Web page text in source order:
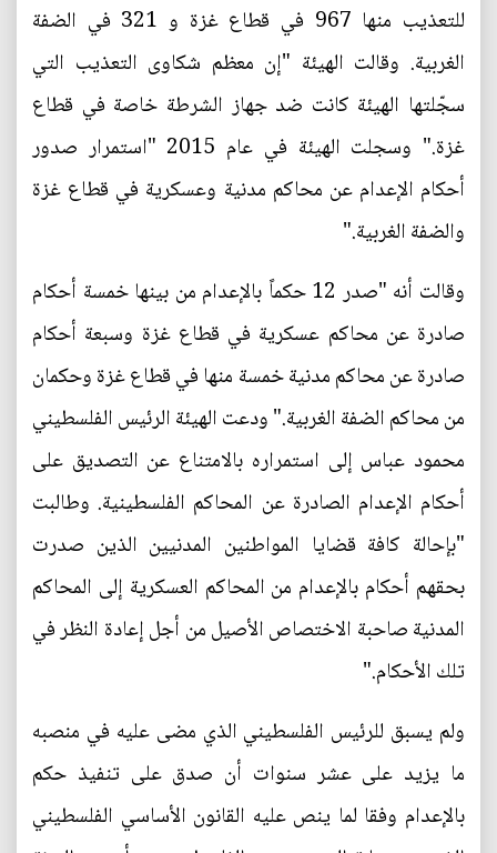
للتعذيب منها 967 في قطاع غزة و 321 في الضفة
الغربية. وقالت الهيئة "إن معظم شكاوى التعذيب التي
سجّلتها الهيئة كانت ضد جهاز الشرطة خاصة في قطاع
غزة." وسجلت الهيئة في عام 2015 "استمرار صدور
أحكام الإعدام عن محاكم مدنية وعسكرية في قطاع غزة
والضفة الغربية."
وقالت أنه "صدر 12 حكماً بالإعدام من بينها خمسة أحكام
صادرة عن محاكم عسكرية في قطاع غزة وسبعة أحكام
صادرة عن محاكم مدنية خمسة منها في قطاع غزة وحكمان
من محاكم الضفة الغربية." ودعت الهيئة الرئيس الفلسطيني
محمود عباس إلى استمراره بالامتناع عن التصديق على
أحكام الإعدام الصادرة عن المحاكم الفلسطينية. وطالبت
"بإحالة كافة قضايا المواطنين المدنيين الذين صدرت
بحقهم أحكام بالإعدام من المحاكم العسكرية إلى المحاكم
المدنية صاحبة الاختصاص الأصيل من أجل إعادة النظر في
تلك الأحكام."
ولم يسبق للرئيس الفلسطيني الذي مضى عليه في منصبه
ما يزيد على عشر سنوات أن صدق على تنفيذ حكم
بالإعدام وفقا لما ينص عليه القانون الأساسي الفلسطيني